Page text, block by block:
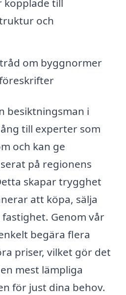
kopplade till
och
om byggnormer
besiktningsman i
till experter som
och kan ge
på regionens
skapar trygghet
att köpa, sälja
Genom vår
begära flera
priser, vilket gör det
mest lämpliga
för just dina behov.